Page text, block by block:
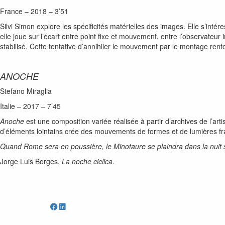
France – 2018 – 3’51
Silvi Simon explore les spécificités matérielles des images. Elle
elle joue sur l’écart entre point fixe et mouvement, entre
stabilisé. Cette tentative d’annihiler le mouvement par le montage
ANOCHE
Stefano Miraglia
Italie – 2017 – 7’45
Anoche est une composition variée réalisée à partir d’archives de
d’éléments lointains crée des mouvements de formes et de lumières
Quand Rome sera en poussière, le Minotaure se plaindra dans la
Jorge Luis Borges, La noche ciclica.